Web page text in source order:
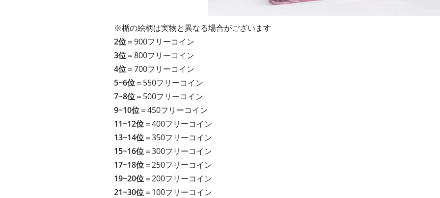
※楯の絵柄は実物と異なる場合がございます
2位＝900フリーコイン
3位＝800フリーコイン
4位＝700フリーコイン
5~6位＝550フリーコイン
7~8位＝500フリーコイン
9~10位＝450フリーコイン
11~12位＝400フリーコイン
13~14位＝350フリーコイン
15~16位＝300フリーコイン
17~18位＝250フリーコイン
19~20位＝200フリーコイン
21~30位＝100フリーコイン